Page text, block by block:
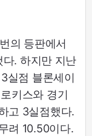
의 등판에서
. 하지만 지난
실점 블론세이
키스와 경기
고 3실점했다.
려 10.50이다.